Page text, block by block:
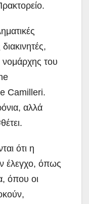
νομάρχης του
Camilleri.
αλλά
ότι η
έλεγχο, όπως
όπου οι